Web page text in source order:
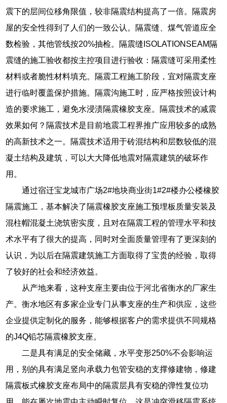
震下的层间位移角限值，较非隔震结构提高了一倍。隔震房
屋的安全性得到了人们的一致公认。隔震缝、煤气管道应全
数检验，其他管线按20%抽检。隔震缝ISOLATIONSEAM隔
震缝的施工验收都按主控项目进行验收：隔震缝可采用柔性
材料或者脆性材料填充。隔震工程施工阶段，宜对隔震支座
进行临时覆盖保护措施。隔震沟施工时，应严格按照设计构
造的要求施工，避免水浸渍隔震橡胶支座。隔震技术的减震
效果如何？隔震技术是目前地震工程界推广应用较多的成熟
的高新技术之一。隔震技术适用于砖混结构和层数较低的混
凝土结构及建筑，可以大大降低地震对隔震建筑的破坏作
用。
通过宿迁宝龙城市广场2#地块商业街1#2#楼办公楼橡胶
隔震施工，基本解决了隔震橡胶支座施工预埋板质量安装及
混柱帽混凝土浇筑密实度，且对在隔震工程的管理水平和技
术水平有了很大的提高，同时对全面质量管理有了更深刻的
认识，为以后在隔震建筑施工方面取得了宝贵的经验，取得
了较好的社会和经济效益。
从产地来看，这种支座主要由位于河北省衡水的厂家生
产。衡水地区有多家企业专门从事支座的生产和供应，这些
企业提供定制化的服务，能够根据客户的需求提供不同规格
的J4Q铅芯隔震橡胶支座。
二是具有满足的安全储藏，水平变形250%不会影响运
用，别的具有满足竖向承载力包管安稳的支撑修建物，修建
隔震板式橡胶支座布局中的隔震层具有安稳的弹性复位功